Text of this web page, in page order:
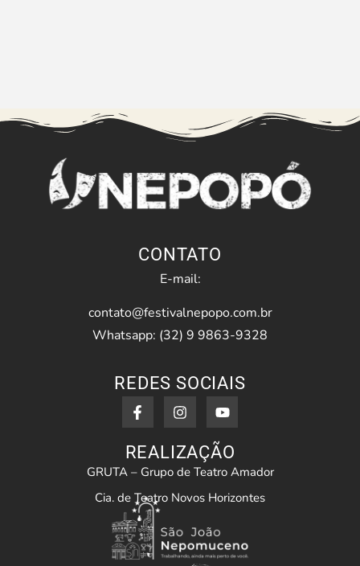
CONTATO
E-mail:
contato@festivalnepopo.com.br
Whatsapp: (32) 9 9863-9328
REDES SOCIAIS
REALIZAÇÃO
GRUTA – Grupo de Teatro Amador
Cia. de Teatro Novos Horizontes